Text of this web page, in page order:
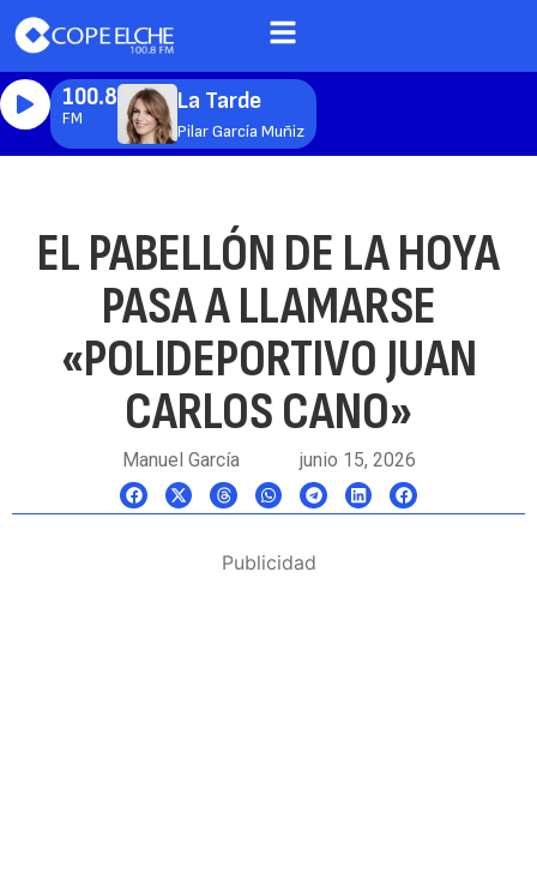
100.8
FM
La Tarde
Pilar García Muñiz
EL PABELLÓN DE LA HOYA
PASA A LLAMARSE
«POLIDEPORTIVO JUAN
CARLOS CANO»
Manuel García junio 15, 2026
Publicidad